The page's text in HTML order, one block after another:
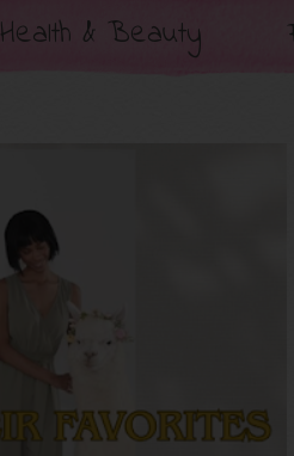
Health & Beauty